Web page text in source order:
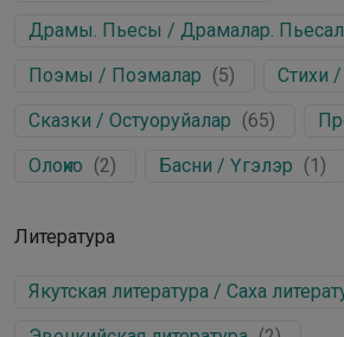
Драмы. Пьесы / Драмалар.
Поэмы / Поэмалар (5) Стихи
Сказки / Остуоруйалар (65)
Олоҥхо (2) Басни / Үгэлэр (1 )
Литература
Якутская литература / Саха